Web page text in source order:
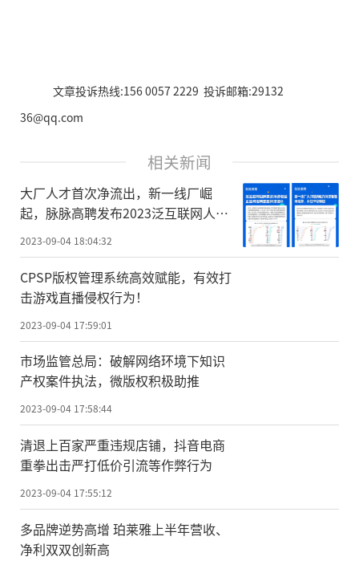
文章投诉热线:156 0057 2229 投诉邮箱:29132
36@qq.com
相关新闻
大厂人才首次净流出，新一线厂崛
起，脉脉高聘发布2023泛互联网人才
2023-09-04 18:04:32
CPSP版权管理系统高效赋能，有效打
击游戏直播侵权行为！
2023-09-04 17:59:01
市场监管总局：破解网络环境下知识
产权案件执法，微版权积极助推
2023-09-04 17:58:44
清退上百家严重违规店铺，抖音电商
重拳出击严打低价引流等作弊行为
2023-09-04 17:55:12
多品牌逆势高增 珀莱雅上半年营收、
净利双双创新高